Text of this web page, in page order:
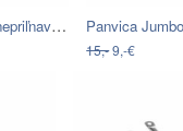
Hliníková panvica s nepriľnavým… Panvica
15,-9,-€